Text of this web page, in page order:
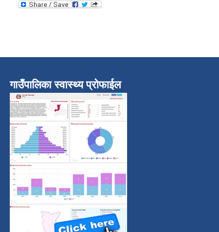
गाउँपालिका स्वास्थ्य प्रोफाईल